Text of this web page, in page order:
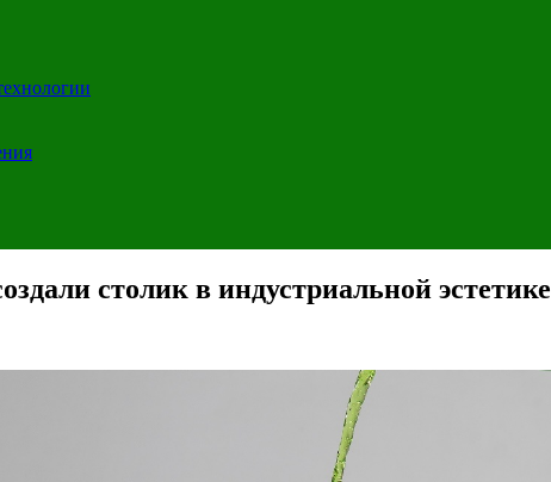
столик в индустриальной эстетике